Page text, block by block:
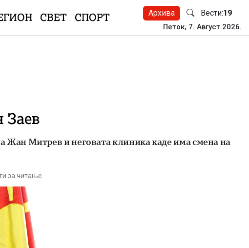
СВЕТ СПОРТ Архива Вести:19
Петок, 7. Август 2026.
Заев
Жан Митрев и неговата клиника каде има смена на
за читање